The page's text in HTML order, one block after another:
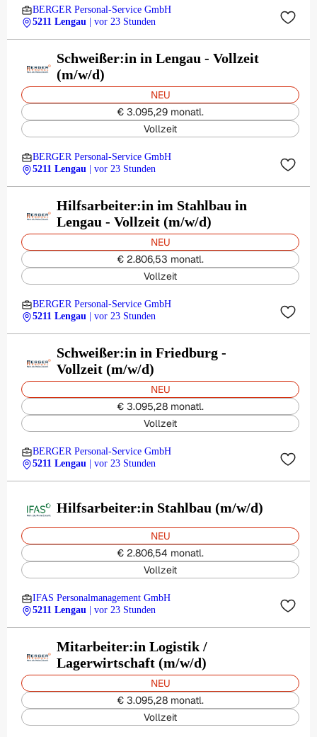
BERGER Personal-Service GmbH
5211 Lengau
| vor 23 Stunden
Schweißer:in in Lengau - Vollzeit
(m/w/d)
NEU
€ 3.095,29 monatl.
Vollzeit
BERGER Personal-Service GmbH
5211 Lengau
| vor 23 Stunden
Hilfsarbeiter:in im Stahlbau in
Lengau - Vollzeit (m/w/d)
NEU
€ 2.806,53 monatl.
Vollzeit
BERGER Personal-Service GmbH
5211 Lengau
| vor 23 Stunden
Schweißer:in in Friedburg -
Vollzeit (m/w/d)
NEU
€ 3.095,28 monatl.
Vollzeit
BERGER Personal-Service GmbH
5211 Lengau
| vor 23 Stunden
Hilfsarbeiter:in Stahlbau (m/w/d)
NEU
€ 2.806,54 monatl.
Vollzeit
IFAS Personalmanagement GmbH
5211 Lengau
| vor 23 Stunden
Mitarbeiter:in Logistik /
Lagerwirtschaft (m/w/d)
NEU
€ 3.095,28 monatl.
Vollzeit